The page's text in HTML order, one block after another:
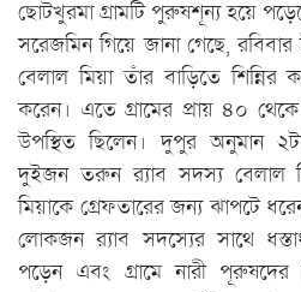
ছোটখুরমা গ্রামটি পুরুষশূন্য হয়ে
সরেজমিন গিয়ে জানা গেছে,
বেলাল মিয়া তাঁর বাড়িতে
করেন। এতে গ্রামের প্রায় ৪০
উপস্থিত ছিলেন। দুপুর অনুমান
দুইজন তরুন র‌্যাব সদস্য বেলাল
মিয়াকে গ্রেফতারের জন্য ঝাপটে
লোকজন র‌্যাব সদস্যের সাথে
পড়েন এবং গ্রামে নারী পূরুষদের